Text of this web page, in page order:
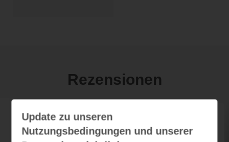
Rezensionen
amirabooks_
25.01.2020 – 10:22
Update zu unseren
Nutzungsbedingungen und unserer